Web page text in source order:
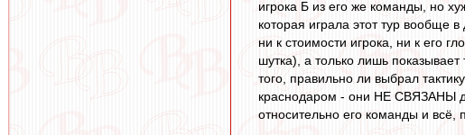
игрока Б из его же команды, но
которая играла этот тур вообще
ни к стоимости игрока, ни к его
шутка), а только лишь
того, правильно ли выбрал
краснодаром - они НЕ СВЯЗАНЫ
относительно его команды и